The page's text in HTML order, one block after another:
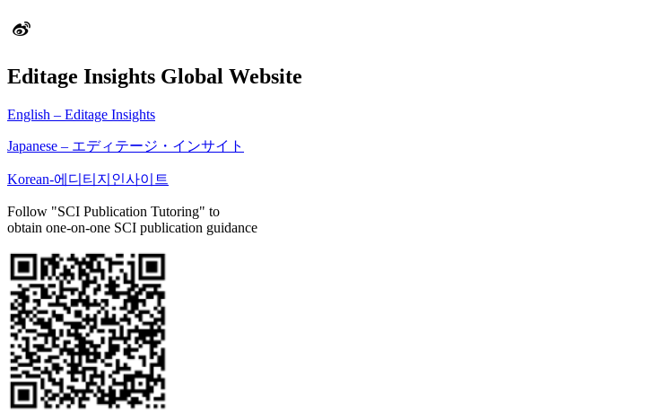
Editage Insights Global Website
English – Editage Insights
Japanese – エディテージ・インサイト
Korean-에디티지인사이트
Follow "SCI Publication Tutoring" to
obtain one-on-one SCI publication guidance